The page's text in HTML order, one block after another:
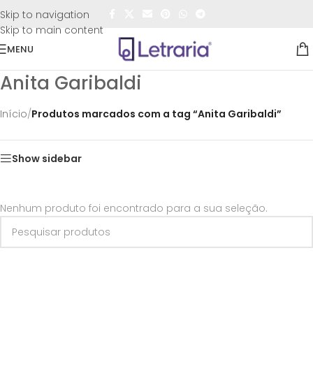
Skip to navigation
Skip to main content
FRETE GRÁTIS
MENU
Anita Garibaldi
Início/Produtos marcados com a tag “Anita Garibaldi”
Show sidebar
Nenhum produto foi encontrado para a sua seleção.